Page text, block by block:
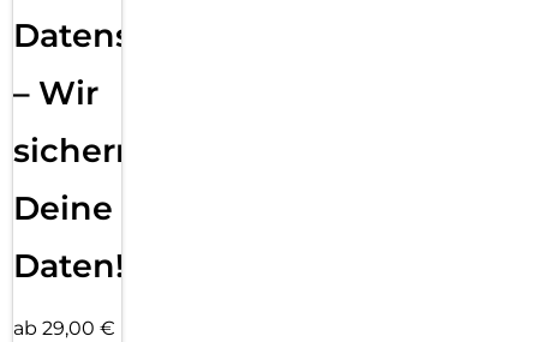
Datensicherung
– Wir
sichern
Deine
Daten!
ab 29,00 €